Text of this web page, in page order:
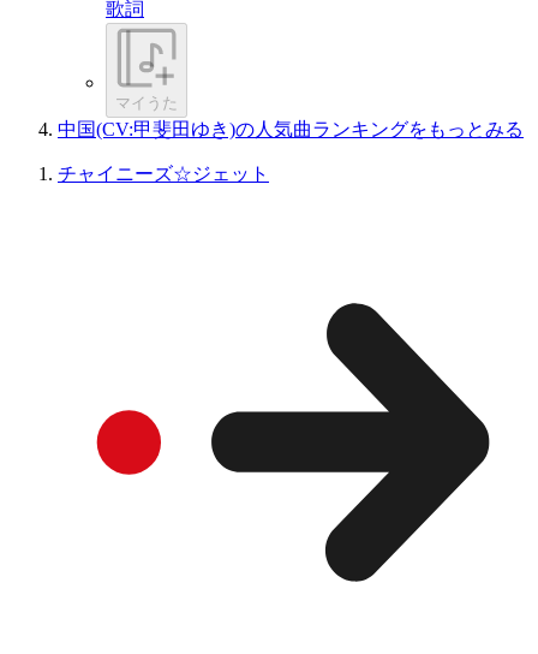
歌詞
マイうた
中国(CV:甲斐田ゆき)の人気曲ランキングをもっとみる
チャイニーズ☆ジェット